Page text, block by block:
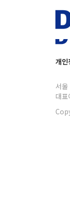
개인
서
대